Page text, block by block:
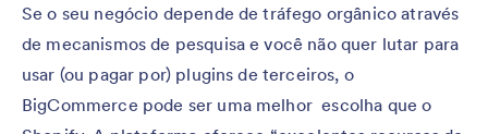
Se o seu negócio depende de tráfego orgânico através
de mecanismos de pesquisa e você não quer lutar para
usar (ou pagar por) plugins de terceiros, o
BigCommerce pode ser uma melhor escolha que o